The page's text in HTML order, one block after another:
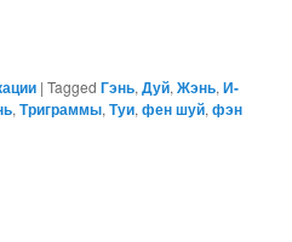
|Tagged Гэнь,Дуй,Жэнь,И-
,Триграммы,Туи,фен шуй,фэн